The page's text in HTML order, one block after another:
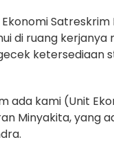
di ruang
ketersediaan
ada kami (Unit
Minyakita, yang